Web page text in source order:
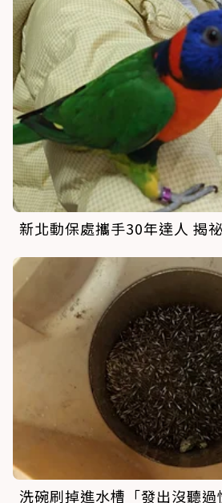
新北動保處攜手30年達人 揭
洗碗刷掉進水槽「發出沒聽